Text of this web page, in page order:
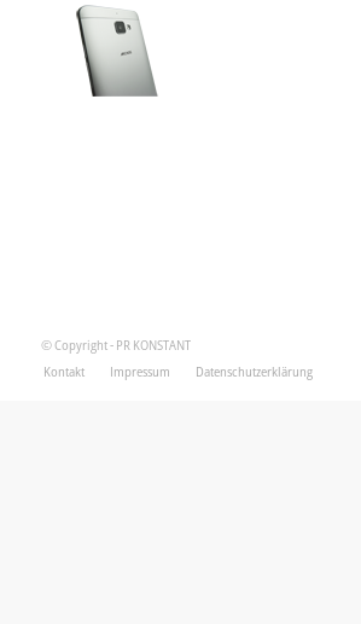
© Copyright - PR KONSTANT
Kontakt
Impressum Datenschutzerklärung